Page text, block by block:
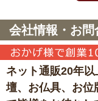
会社情報・お問
ネット通販20年以
壇、お仏具、お位